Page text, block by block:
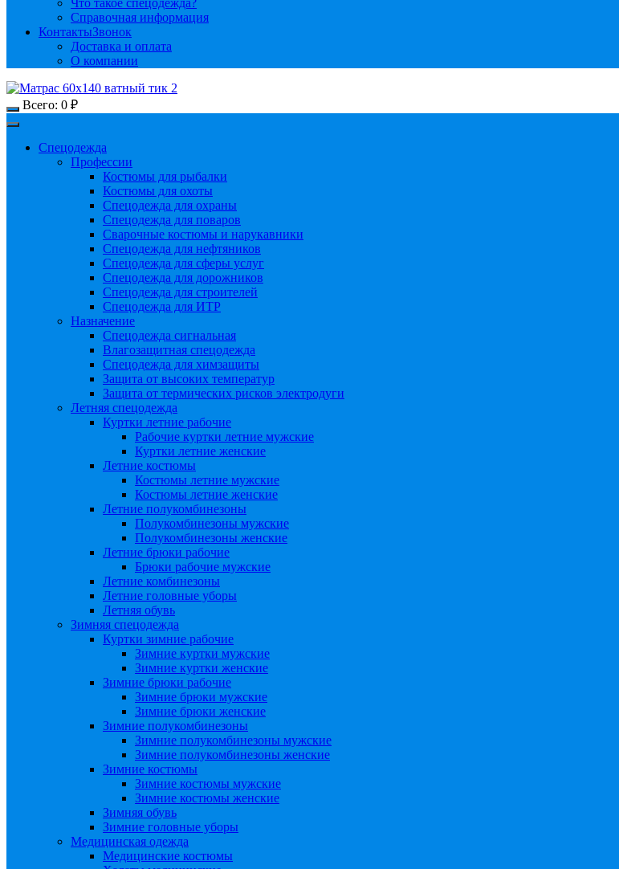
Что такое спецодежда?
Справочная информация
КонтактыЗвонок
Доставка и оплата
О компании
Всего: 0 ₽
Спецодежда
Профессии
Костюмы для рыбалки
Костюмы для охоты
Спецодежда для охраны
Спецодежда для поваров
Сварочные костюмы и нарукавники
Спецодежда для нефтяников
Спецодежда для сферы услуг
Спецодежда для дорожников
Спецодежда для строителей
Спецодежда для ИТР
Назначение
Спецодежда сигнальная
Влагозащитная спецодежда
Спецодежда для химзащиты
Защита от высоких температур
Защита от термических рисков электродуги
Летняя спецодежда
Куртки летние рабочие
Рабочие куртки летние мужские
Куртки летние женские
Летние костюмы
Костюмы летние мужские
Костюмы летние женские
Летние полукомбинезоны
Полукомбинезоны мужские
Полукомбинезоны женские
Летние брюки рабочие
Брюки рабочие мужские
Летние комбинезоны
Летние головные уборы
Летняя обувь
Зимняя спецодежда
Куртки зимние рабочие
Зимние куртки мужские
Зимние куртки женские
Зимние брюки рабочие
Зимние брюки мужские
Зимние брюки женские
Зимние полукомбинезоны
Зимние полукомбинезоны мужские
Зимние полукомбинезоны женские
Зимние костюмы
Зимние костюмы мужские
Зимние костюмы женские
Зимняя обувь
Зимние головные уборы
Медицинская одежда
Медицинские костюмы